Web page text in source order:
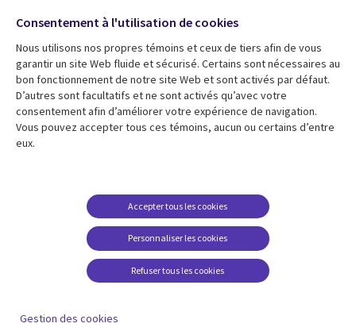
Fusions
Salle de presse
Ressources
Articles
Études de cas
Baladodiffusions
Support
Restrictions et
conditions juridiques
Carrières FAQ
Centre de gestion des
Suivez-nous
Social
Media
Global
FR
Consentement à l'utilisation de cookies
Nous utilisons nos propres témoins et ceux de tiers afin de vous
garantir un site Web fluide et sécurisé. Certains sont nécessaires au
bon fonctionnement de notre site Web et sont activés par défaut.
D’autres sont facultatifs et ne sont activés qu’avec votre
consentement afin d’améliorer votre expérience de navigation.
Vous pouvez accepter tous ces témoins, aucun ou certains d’entre
eux.
Personnaliser les cookies
Accepter tous les cookies
Refuser tous les cookies
Gestion des cookies